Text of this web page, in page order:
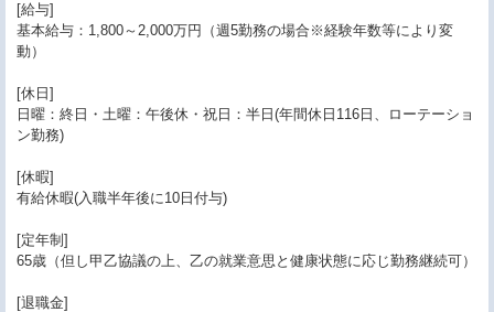
[給与]
基本給与：1,800～2,000万円（週5勤務の場合※経験年数等により変
動）
[休日]
日曜：終日・土曜：午後休・祝日：半日(年間休日116日、ローテーショ
ン勤務)
[休暇]
有給休暇(入職半年後に10日付与)
[定年制]
65歳（但し甲乙協議の上、乙の就業意思と健康状態に応じ勤務継続可）
[退職金]